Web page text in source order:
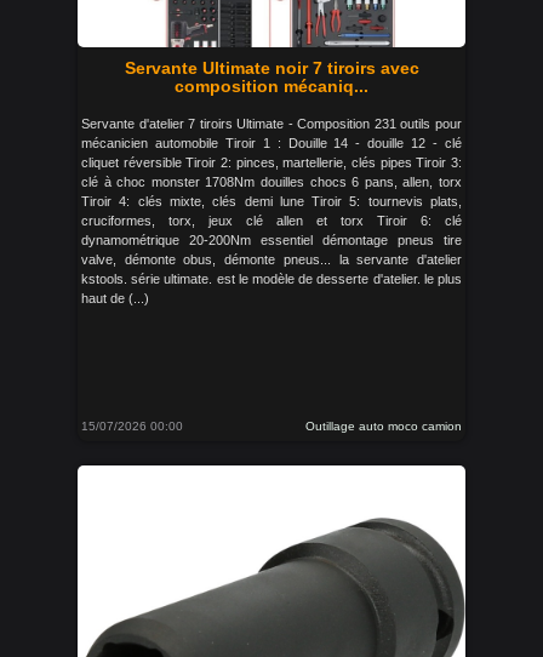
Servante Ultimate noir 7 tiroirs avec
composition mécaniq...
Servante d'atelier 7 tiroirs Ultimate - Composition 231 outils pour
mécanicien automobile Tiroir 1 : Douille 14 - douille 12 - clé
cliquet réversible Tiroir 2: pinces, martellerie, clés pipes Tiroir 3:
clé à choc monster 1708Nm douilles chocs 6 pans, allen, torx
Tiroir 4: clés mixte, clés demi lune Tiroir 5: tournevis plats,
cruciformes, torx, jeux clé allen et torx Tiroir 6: clé
dynamométrique 20-200Nm essentiel démontage pneus tire
valve, démonte obus, démonte pneus... la servante d'atelier
kstools. série ultimate. est le modèle de desserte d'atelier. le plus
haut de (...)
15/07/2026 00:00 Outillage auto moco camion